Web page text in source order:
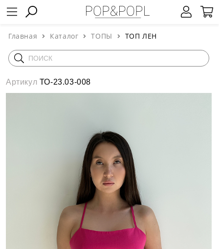
Главная Каталог ТОПЫ ТОП ЛЕН
Артикул ТО-23.03-008